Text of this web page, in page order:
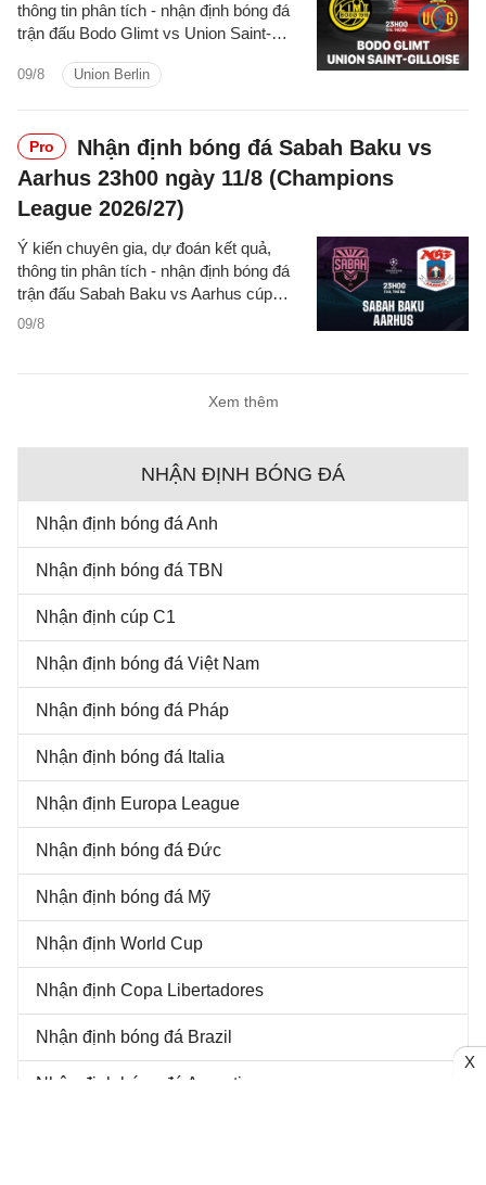
09/8 Union Berlin
thông tin phân tích - nhận định bóng đá
trận đấu Bodo Glimt vs Union Saint-
League 2026/27 hôm nay.
Pro
Nhận định bóng đá Sabah Baku vs
Aarhus 23h00 ngày 11/8 (Champions
League 2026/27)
09/8
Ý kiến chuyên gia, dự đoán kết quả,
thông tin phân tích - nhận định bóng đá
trận đấu Sabah Baku vs Aarhus cúp
C1/UEFA Champions League 2026/27
Xem thêm
NHẬN ĐỊNH BÓNG ĐÁ
Nhận định bóng đá Anh
Nhận định bóng đá TBN
Nhận định cúp C1
Nhận định bóng đá Việt Nam
Nhận định bóng đá Pháp
Nhận định bóng đá Italia
Nhận định Europa League
Nhận định bóng đá Đức
Nhận định bóng đá Mỹ
Nhận định World Cup
Nhận định Copa Libertadores
Nhận định bóng đá Brazil
Nhận định bóng đá Argentina
X